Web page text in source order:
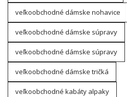
veľkoobchodné dámske nohavice
veľkoobchodné dámske súpravy
veľkoobchodné dámske súpravy
veľkoobchodné dámske tričká
veľkoobchodné kabáty alpaky